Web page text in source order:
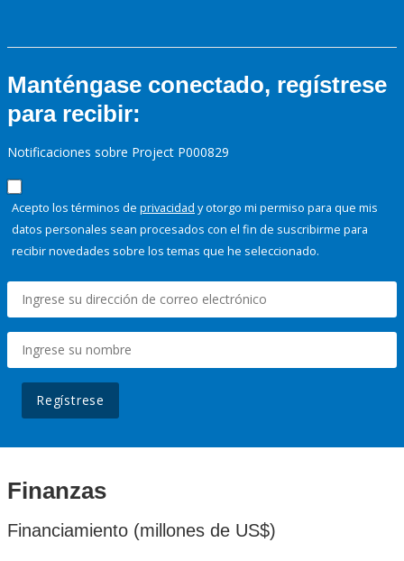
Manténgase conectado, regístrese
para recibir:
Notificaciones sobre Project P000829
Acepto los términos de privacidad y otorgo mi permiso para que mis
datos personales sean procesados con el fin de suscribirme para
recibir novedades sobre los temas que he seleccionado.
Regístrese
Finanzas
Financiamiento (millones de US$)